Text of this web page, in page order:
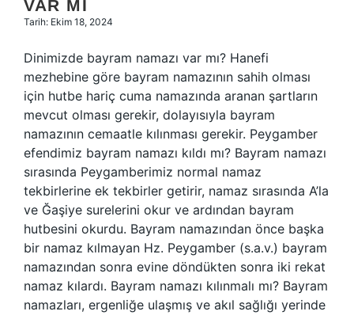
VAR MI
Tarih: Ekim 18, 2024
Dinimizde bayram namazı var mı? Hanefi
mezhebine göre bayram namazının sahih olması
için hutbe hariç cuma namazında aranan şartların
mevcut olması gerekir, dolayısıyla bayram
namazının cemaatle kılınması gerekir. Peygamber
efendimiz bayram namazı kıldı mı? Bayram namazı
sırasında Peygamberimiz normal namaz
tekbirlerine ek tekbirler getirir, namaz sırasında A’la
ve Ğaşiye surelerini okur ve ardından bayram
hutbesini okurdu. Bayram namazından önce başka
bir namaz kılmayan Hz. Peygamber (s.a.v.) bayram
namazından sonra evine döndükten sonra iki rekat
namaz kılardı. Bayram namazı kılınmalı mı? Bayram
namazları, ergenliğe ulaşmış ve akıl sağlığı yerinde